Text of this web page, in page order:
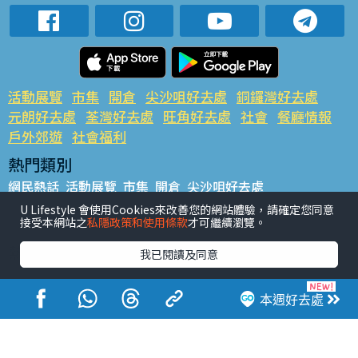
本週好去處
活動展覽 市集 開倉 尖沙咀好去處 銅鑼灣好去處
元朗好去處 荃灣好去處 旺角好去處 社會 餐廳情報
戶外郊遊 社會福利
熱門類別
網民熱話 活動展覽 市集 開倉 尖沙咀好去處
銅鑼灣好去處 元朗好去處 荃灣好去處 旺角好去處 社會
餐廳情報 戶外郊遊
熱門標籤
#UGO搵好去處 #人氣活動推介 #美食社群熱話
#親子玩樂好去處
#ULifestyle應用程式
#限時搶
#UJetso禮物放送
#ULifestyle商戶中心 #著數 #網絡熱話
U Lifestyle 會使用Cookies來改善您的網站體驗，請確定您同意
接受本網站之私隱政策和使用條款才可繼續瀏覽。
我已閱讀及同意